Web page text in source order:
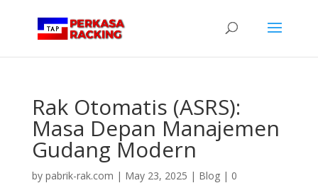
Rak Otomatis (ASRS):
Masa Depan Manajemen
Gudang Modern
by pabrik-rak.com | May 23, 2025 | Blog| 0